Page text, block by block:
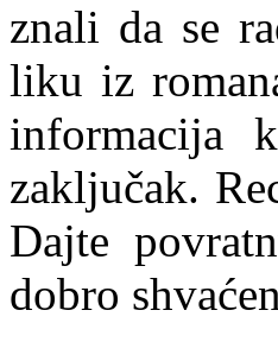
znali da se
liku iz
informacija
zaključak.
Dajte
dobro